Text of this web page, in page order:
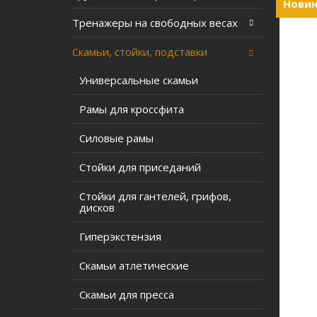
Тренажеры на свободных весах
Скамьи, стойки, подставки
Универсальные скамьи
Рамы для кроссфита
Силовые рамы
Стойки для приседаний
Стойки для гантелей, грифов,
дисков
Гиперэкстензия
Скамьи атлетические
Скамьи для пресса